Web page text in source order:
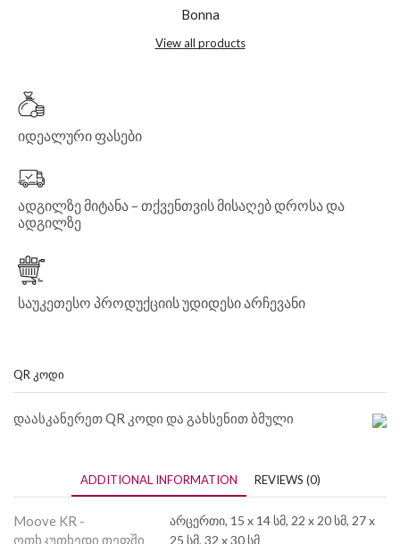
Bonna
View all products
იდეალური ფასები
ადგილზე მიტანა – თქვენთვის მისაღებ დროსა და
ადგილზე
საუკეთესო პროდუქციის უდიდესი არჩევანი
QR ᲙᲝᲓᲘ
დაასკანერეთ QR კოდი და გახსენით ბმული
ADDITIONAL INFORMATION REVIEWS (0)
Moove KR -
ოთხკუთხედი თეფში
არცერთი, 15 x 14 სმ, 22 x 20 სმ, 27 x
25 სმ, 32 x 30 სმ